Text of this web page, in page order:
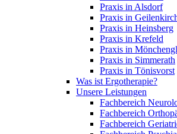
Praxis in Alsdorf
Praxis in
Praxis in Heinsberg
Praxis in Krefeld
Praxis in
Praxis in Simmerath
Praxis in Tönisvorst
Was ist Ergotherapie?
Unsere Leistungen
Fachbereich
Fachbereich
Fachbereich